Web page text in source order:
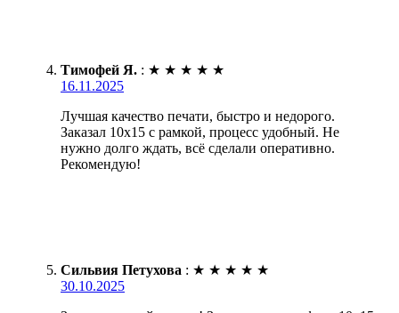
Тимофей Я. : ★ ★ ★ ★ ★
16.11.2025
Лучшая качество печати, быстро и недорого.
Заказал 10х15 с рамкой, процесс удобный. Не
нужно долго ждать, всё сделали оперативно.
Рекомендую!
Сильвия Петухова : ★ ★ ★ ★ ★
30.10.2025